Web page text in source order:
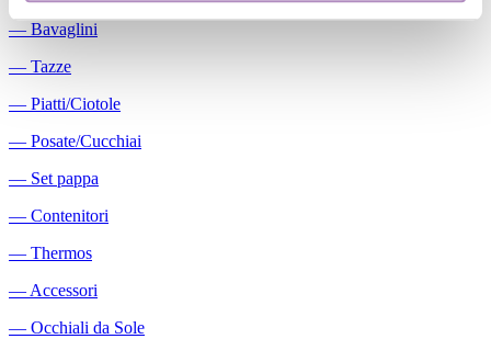
― Bavaglini
― Tazze
― Piatti/Ciotole
― Posate/Cucchiai
― Set pappa
― Contenitori
― Thermos
― Accessori
― Occhiali da Sole